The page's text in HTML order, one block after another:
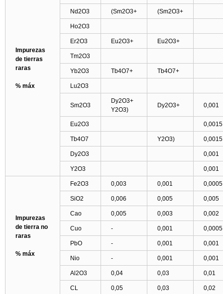
Impurezas
de tierras
raras
% máx
Nd2O3 (Sm2O3+ (Sm2O3+
Ho2O3
Er2O3 Eu2O3+ Eu2O3+
Tm2O3
Yb2O3 Tb4O7+ Tb4O7+
Lu2O3
Sm2O3
Dy2O3+
Y2O3)
Dy2O3+ 0,001
Eu2O3 0,0015
Tb4O7 Y2O3) 0,0015
Dy2O3 0,001
Y2O3 0,001
Impurezas
de tierra no
raras
% máx
Fe2O3 0,003 0,001 0,0005
SiO2 0,006 0,005 0,005
Cao 0,005 0,003 0,002
Cuo - 0,001 0,0005
PbO - 0,001 0,001
Nio - 0,001 0,001
Al2O3 0,04 0,03 0,01
CL 0,05 0,03 0,02